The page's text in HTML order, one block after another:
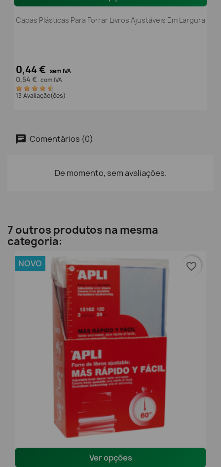
Capas Plásticas Para Forrar Livros Ajustáveis Em Largura
0,44 € sem IVA
0,54 € com IVA
13 Avaliação(ões)
Comentários (0)
De momento, sem avaliações.
7 outros produtos na mesma
categoria:
Ver opções
NOVO favorite_border